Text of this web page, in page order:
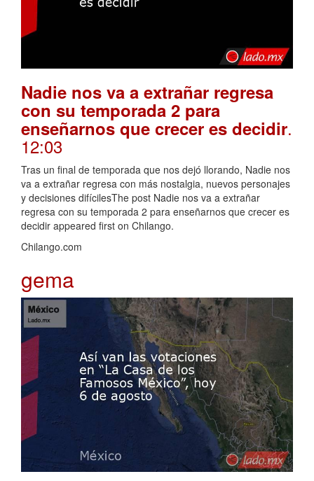
Nadie nos va a extrañar regresa
con su temporada 2 para
enseñarnos que crecer es decidir.
12:03
Tras un final de temporada que nos dejó llorando, Nadie nos
va a extrañar regresa con más nostalgia, nuevos personajes
y decisiones difícilesThe post Nadie nos va a extrañar
regresa con su temporada 2 para enseñarnos que crecer es
decidir appeared first on Chilango.
Chilango.com
gema